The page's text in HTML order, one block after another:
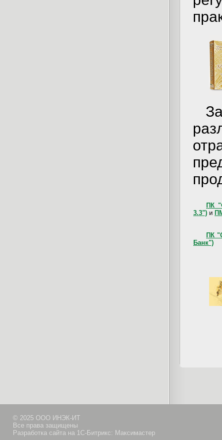
ПК
3.3") и
ПК
Банк")
© 2025 ООО ИНЭК-ИТ
Все права защищены
Разработка сайта на 1С-Битрикс: Максимастер